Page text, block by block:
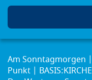
Am Sonntagmorgen
Punkt